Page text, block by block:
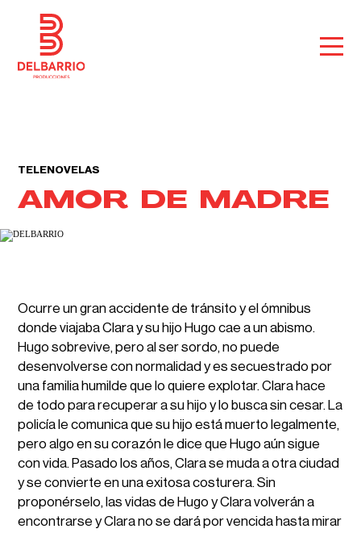
TELENOVELAS
AMOR DE MADRE
Ocurre un gran accidente de tránsito y el ómnibus
donde viajaba Clara y su hijo Hugo cae a un abismo.
Hugo sobrevive, pero al ser sordo, no puede
desenvolverse con normalidad y es secuestrado por
una familia humilde que lo quiere explotar. Clara hace
de todo para recuperar a su hijo y lo busca sin cesar. La
policía le comunica que su hijo está muerto legalmente,
pero algo en su corazón le dice que Hugo aún sigue
con vida. Pasado los años, Clara se muda a otra ciudad
y se convierte en una exitosa costurera. Sin
proponérselo, las vidas de Hugo y Clara volverán a
encontrarse y Clara no se dará por vencida hasta mirar